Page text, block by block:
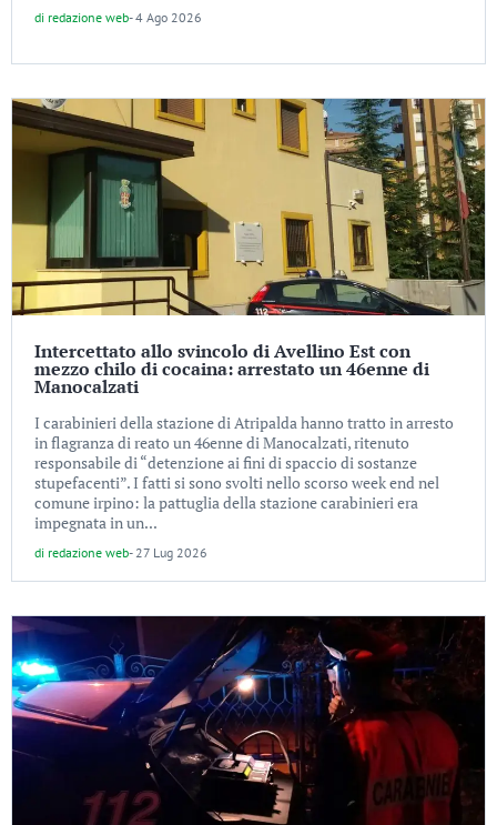
di redazione web-4 Ago 2026
Intercettato allo svincolo di Avellino Est con
mezzo chilo di cocaina: arrestato un 46enne di
Manocalzati
I carabinieri della stazione di Atripalda hanno tratto in arresto
in flagranza di reato un 46enne di Manocalzati, ritenuto
responsabile di “detenzione ai fini di spaccio di sostanze
stupefacenti”. I fatti si sono svolti nello scorso week end nel
comune irpino: la pattuglia della stazione carabinieri era
impegnata in un...
di redazione web- 27 Lug 2026